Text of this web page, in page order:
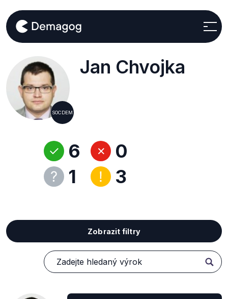
SOCDEM
Jan Chvojka
6
1
0
3
Zobrazit filtry